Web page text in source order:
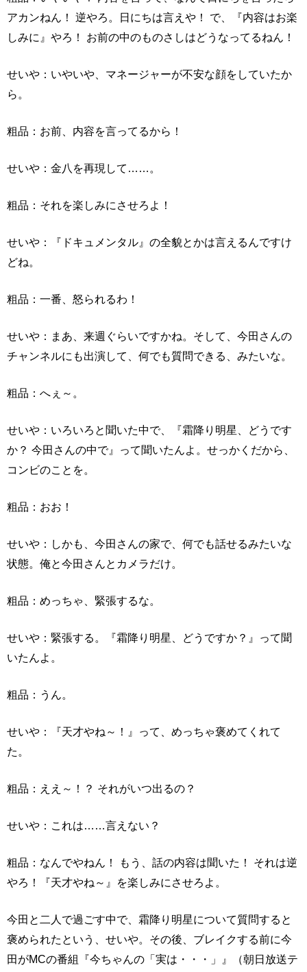
アカンねん！ 逆やろ。日にちは言えや！ で、『内容はお楽
しみに』やろ！ お前の中のものさしはどうなってるねん！
せいや：いやいや、マネージャーが不安な顔をしていたか
ら。
粗品：お前、内容を言ってるから！
せいや：金八を再現して……。
粗品：それを楽しみにさせろよ！
せいや：『ドキュメンタル』の全貌とかは言えるんですけ
どね。
粗品：一番、怒られるわ！
せいや：まあ、来週ぐらいですかね。そして、今田さんの
チャンネルにも出演して、何でも質問できる、みたいな。
粗品：へぇ～。
せいや：いろいろと聞いた中で、『霜降り明星、どうです
か？ 今田さんの中で』って聞いたんよ。せっかくだから、
コンビのことを。
粗品：おお！
せいや：しかも、今田さんの家で、何でも話せるみたいな
状態。俺と今田さんとカメラだけ。
粗品：めっちゃ、緊張するな。
せいや：緊張する。『霜降り明星、どうですか？』って聞
いたんよ。
粗品：うん。
せいや：『天才やね～！』って、めっちゃ褒めてくれて
た。
粗品：ええ～！？ それがいつ出るの？
せいや：これは……言えない？
粗品：なんでやねん！ もう、話の内容は聞いた！ それは逆
やろ！『天才やね～』を楽しみにさせろよ。
今田と二人で過ごす中で、霜降り明星について質問すると
褒められたという、せいや。その後、ブレイクする前に今
田がMCの番組『今ちゃんの「実は・・・」』（朝日放送テ